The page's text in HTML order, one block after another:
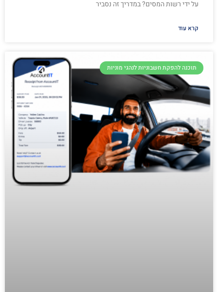
על ידי רשות המסים? במדריך זה נסביר
קרא עוד
תוכנה להפקת חשבוניות לנהגי מוניות